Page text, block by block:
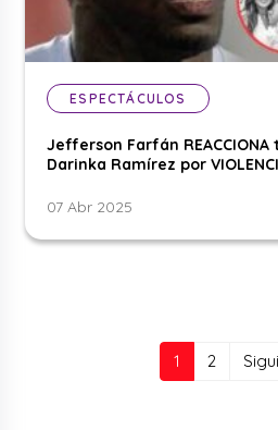
ESPECTÁCULOS
Jefferson Farfán
Darinka Ramírez por
07 Abr 2025
1 (current)
2